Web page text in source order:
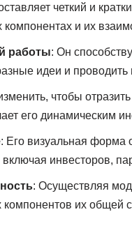
четкий и
и их
работы: Он
идеи и
чтобы
его динамическим
: Его визуальная форма
инвесторов,
: Осуществляя
компонентов их общей